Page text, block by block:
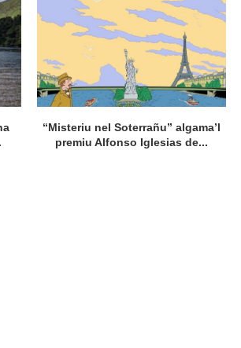
“Misteriu nel Soterrañu” algama’l
premiu Alfonso Iglesias de...